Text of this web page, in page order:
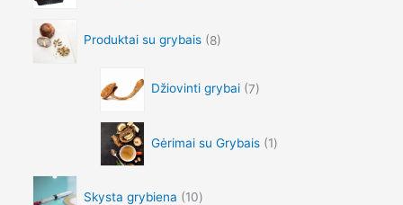
0
0
8
.
Produktai su grybais 8
Džiovinti grybai 7
Gėrimai su Grybais 1
Skysta grybiena 10